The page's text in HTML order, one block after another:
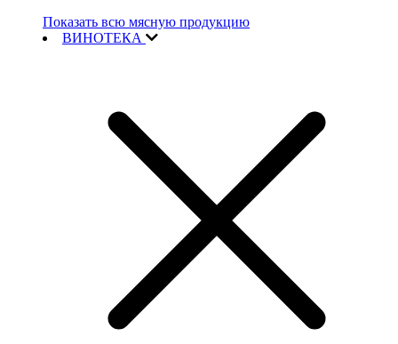
Показать всю мясную продукцию
ВИНОТЕКА